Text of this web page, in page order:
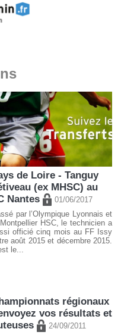
de Loire - Tanguy
(ex MHSC) au
Nantes
01/06/2017
par l’Olympique Lyonnais et
HSC, le technicien a
officié cinq mois au FF Issy
août 2015 et décembre 2015.
le...
régionaux
vos résultats et
24/09/2011